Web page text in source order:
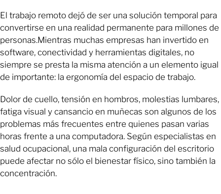
El trabajo remoto dejó de ser una solución temporal para
convertirse en una realidad permanente para millones de
personas.Mientras muchas empresas han invertido en
software, conectividad y herramientas digitales, no
siempre se presta la misma atención a un elemento igual
de importante: la ergonomía del espacio de trabajo.
Dolor de cuello, tensión en hombros, molestias lumbares,
fatiga visual y cansancio en muñecas son algunos de los
problemas más frecuentes entre quienes pasan varias
horas frente a una computadora. Según especialistas en
salud ocupacional, una mala configuración del escritorio
puede afectar no sólo el bienestar físico, sino también la
concentración.